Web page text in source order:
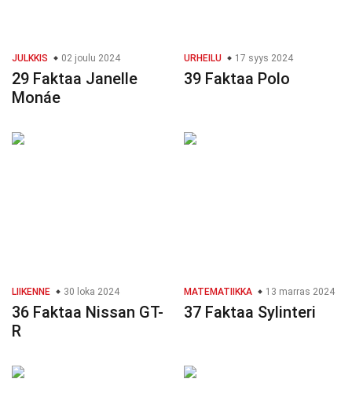
JULKKIS 02 joulu 2024
29 Faktaa Janelle
Monáe
URHEILU 17 syys 2024
39 Faktaa Polo
LIIKENNE 30 loka 2024
36 Faktaa Nissan GT-
R
MATEMATIIKKA 13 marras 2024
37 Faktaa Sylinteri